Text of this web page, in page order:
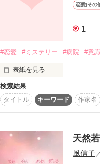
恋愛(その
1
#恋愛 #ミステリー #病院 #意
表紙を見る
短編です
検索結果
タイトル
キーワード 作家名
天然
風信子